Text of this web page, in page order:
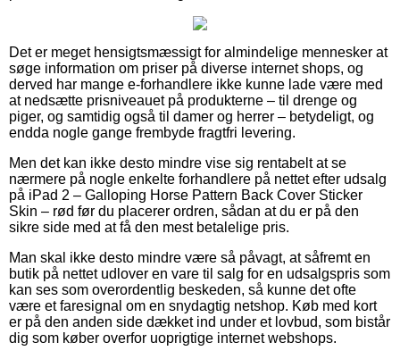
Det er meget hensigtsmæssigt for almindelige mennesker at
søge information om priser på diverse internet shops, og
derved har mange e-forhandlere ikke kunne lade være med
at nedsætte prisniveauet på produkterne – til drenge og
piger, og samtidig også til damer og herrer – betydeligt, og
endda nogle gange frembyde fragtfri levering.
Men det kan ikke desto mindre vise sig rentabelt at se
nærmere på nogle enkelte forhandlere på nettet efter udsalg
på iPad 2 – Galloping Horse Pattern Back Cover Sticker
Skin – rød før du placerer ordren, sådan at du er på den
sikre side med at få den mest betalelige pris.
Man skal ikke desto mindre være så påvagt, at såfremt en
butik på nettet udlover en vare til salg for en udsalgspris som
kan ses som overordentlig beskeden, så kunne det ofte
være et faresignal om en snydagtig netshop. Køb med kort
er på den anden side dækket ind under et lovbud, som bistår
dig som køber overfor uoprigtige internet webshops.